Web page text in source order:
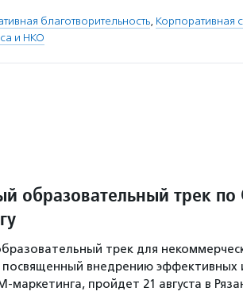
благотворительность, Корпоративная
и НКО
образовательный трек по
трек для
посвященный внедрению эффективных
маркетинга, пройдет 21 августа в